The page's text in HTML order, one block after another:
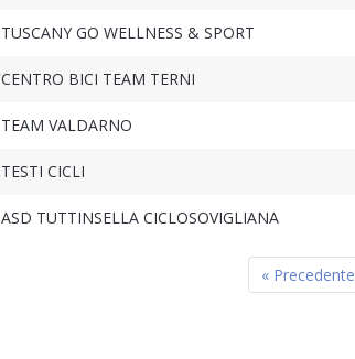
TUSCANY GO WELLNESS & SPORT
CENTRO BICI TEAM TERNI
TEAM VALDARNO
TESTI CICLI
ASD TUTTINSELLA CICLOSOVIGLIANA
« Precedente